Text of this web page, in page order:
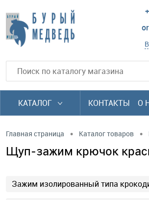
КАТАЛОГ КОНТАКТЫ О
Главная страница • Каталог товаров •
Щуп-зажим крючок
Зажим изолированный типа